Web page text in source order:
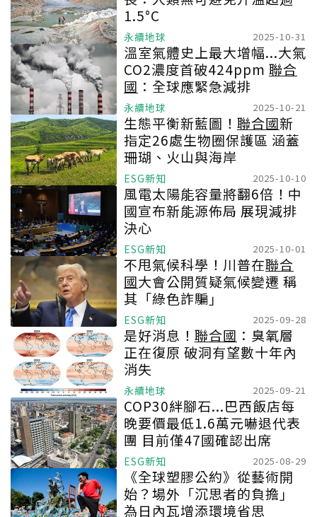
1.5°C
永續地球 2025-10-31
溫室氣體史上最大增幅...大氣
CO2濃度首破424ppm 聯合
國 ：全球應緊急減排
永續地球 2025-10-21
生態平衡新藍圖！ 聯合國新
指定26處生物圈保護區 涵蓋
珊瑚、火山與海岸
ESG新知 2025-10-10
風電太陽能容量將翻6倍！中
國宣布新能源佈局 展現減排
決心
ESG新知 2025-10-01
不甩氣候科學！川普在聯合
國大會公開質疑氣候變遷 稱
其「綠色詐騙」
ESG新知 2025-09-28
是好消息！ 聯合國 ：臭氧層
正在復原 破洞有望數十年內
消失
永續地球 2025-09-21
COP30絆腳石...巴西飯店每
晚要價最低1.6萬元嚇退代表
團 目前僅47國確認出席
ESG新知 2025-08-29
《全球塑膠公約》從藝術開
始？場外「沉思者的負擔」
為日內瓦增添環境省思